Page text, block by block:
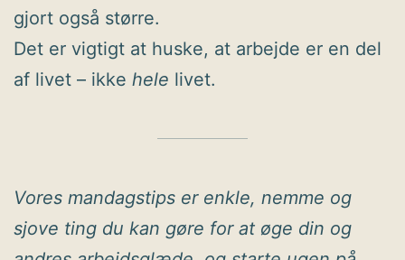
gjort også større.
Det er vigtigt at huske, at arbejde er en del
af livet – ikke hele livet.
Vores mandagstips er enkle, nemme og
sjove ting du kan gøre for at øge din og